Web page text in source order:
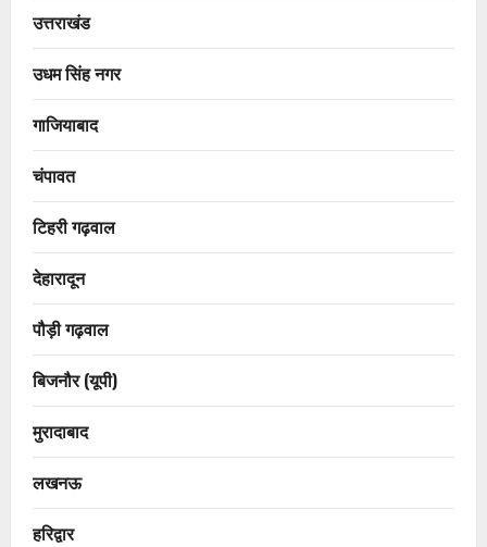
उत्तराखंड
उधम सिंह नगर
गाजियाबाद
चंपावत
टिहरी गढ़वाल
देहारादून
पौड़ी गढ़वाल
बिजनौर (यूपी)
मुरादाबाद
लखनऊ
हरिद्वार